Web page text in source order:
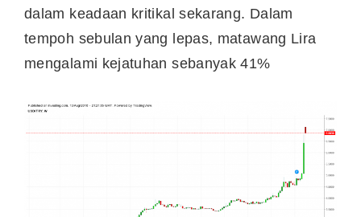
dalam keadaan kritikal sekarang. Dalam
tempoh sebulan yang lepas, matawang Lira
mengalami kejatuhan sebanyak 41%